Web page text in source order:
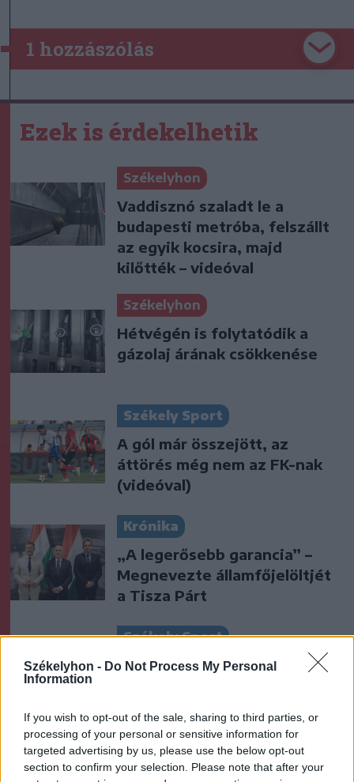
Székelyhon - Do Not Process My Personal
Information
If you wish to opt-out of the sale, sharing to third parties, or
processing of your personal or sensitive information for
targeted advertising by us, please use the below opt-out
section to confirm your selection. Please note that after your
1 hozzászólás
Ezek is érdekelhetik
Székelyhon
Vaddisznó szaladt le a
budapesti metróba, felszállt
az egyik kocsira, majd
kilőtték – videóval
Székelyhon
Hétvégén is folytatódik a
gázolaj árának csökkenése
Székely Sport
A gól már összejött, az
áttörés még nem az FK-nak
(videóval)
Krónika
„A legerősebb garancia” –
Megnevezte államfőjelöltjét
a Tisza Párt
Székely Sport
Szabó István: négy vereség
Nőileg
B. Máthé Zsuzsa: Az élet